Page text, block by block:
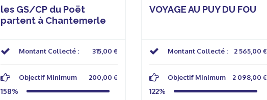
les GS/CP du Poët
partent à Chantemerle
Montant Collecté : 315,00 €
Objectif Minimum 200,00 €
158%
VOYAGE AU PUY DU FOU
Montant Collecté : 2 565,00 €
Objectif Minimum 2 098,00 €
122%